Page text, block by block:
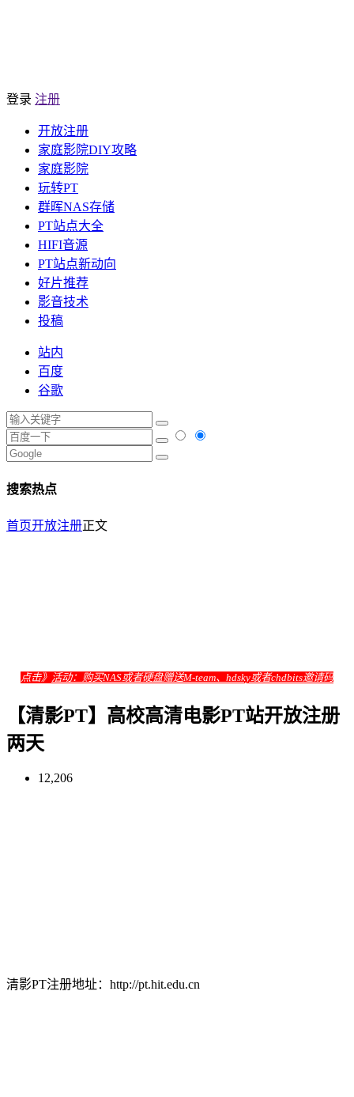
登录 注册
开放注册
家庭影院DIY攻略
家庭影院
玩转PT
群晖NAS存储
PT站点大全
HIFI音源
PT站点新动向
好片推荐
影音技术
投稿
站内
百度
谷歌
搜索热点
首页开放注册正文
点击》 活动：购买NAS或者硬盘赠送M-team、hdsky或者chdbits邀请码
【清影PT】高校高清电影PT站开放注册
两天
12,206
清影PT注册地址：http://pt.hit.edu.cn